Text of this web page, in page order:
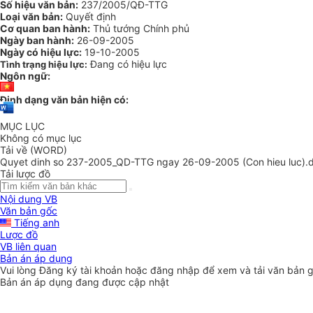
Số hiệu văn bản: 237/2005/QĐ-TTG
Loại văn bản: Quyết định
Cơ quan ban hành: Thủ tướng Chính phủ
Ngày ban hành: 26-09-2005
Ngày có hiệu lực: 19-10-2005
Tình trạng hiệu lực: Đang có hiệu lực
Ngôn ngữ:
Định dạng văn bản hiện có:
MỤC LỤC
Không có mục lục
Tải về (WORD)
Quyet dinh so 237-2005_QD-TTG ngay 26-09-2005 (Con hieu
Tải lược đồ
Nội dung VB
Văn bản gốc
Tiếng anh
Lược đồ
VB liên quan
Bản án áp dụng
Vui lòngĐăng ký tài khoản hoặc đăng nhập để xem và tải văn bản
Bản án áp dụng đang được cập nhật